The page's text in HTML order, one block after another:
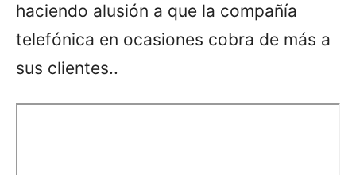
haciendo alusión a que la compañía
telefónica en ocasiones cobra de más a
sus clientes..